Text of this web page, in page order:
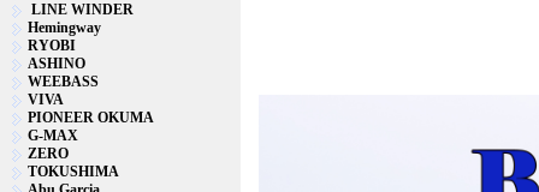
LINE WINDER
Hemingway
RYOBI
ASHINO
WEEBASS
VIVA
PIONEER OKUMA
G-MAX
ZERO
TOKUSHIMA